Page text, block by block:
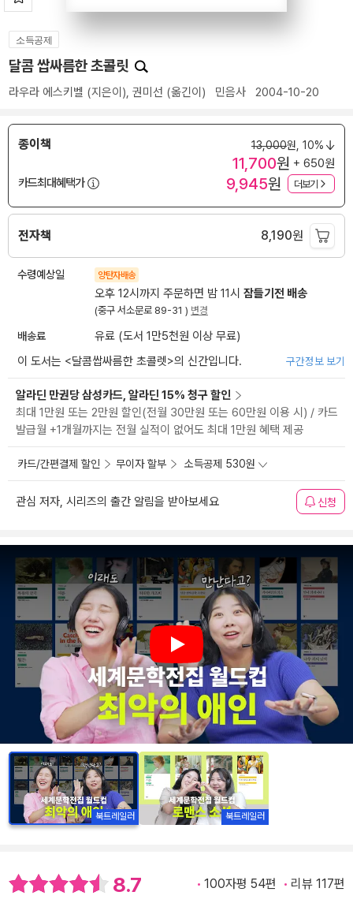
소득공제
달콤 쌉싸름한 초콜릿
라우라 에스키벨 (지은이), 권미선 (옮긴이) 민음사 2004-10-20
종이책 13,000원, 10%
11,700원 + 650원
카드최대혜택가
9,945원 더보기
전자책 8,190원
수령예상일 양탄자배송
오후 12시까지 주문하면 밤 11시 잠들기전 배송
(중구 서소문로 89-31 ) 변경
배송료
유료 (도서 1만5천원 이상 무료)
이 도서는 <달콤쌉싸름한 초콜렛>의 신간입니다. 구간정보 보기
알라딘 만권당 삼성카드, 알라딘 15% 청구 할인
최대 1만원 또는 2만원 할인(전월 30만원 또는 60만원 이용 시) / 카드
발급월 +1개월까지는 전월 실적이 없어도 최대 1만원 혜택 제공
카드/간편결제 할인 무이자 할부 소득공제 530원
관심 저자, 시리즈의 출간 알림을 받아보세요 신청
Play
북트레일러 북트레일러
8.7 100자평 54편 리뷰 117편